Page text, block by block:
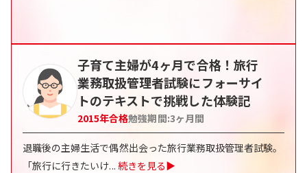
子育て主婦が4ヶ月で合格！旅行
業務取扱管理者試験にフォーサイ
トのテキストで挑戦した体験記
2015年合格勉強期間:3ヶ月間
退職後の主婦生活で偶然出会った旅行業務取扱管理者試験。
「旅行に行きたいけ... 続きを見る▶